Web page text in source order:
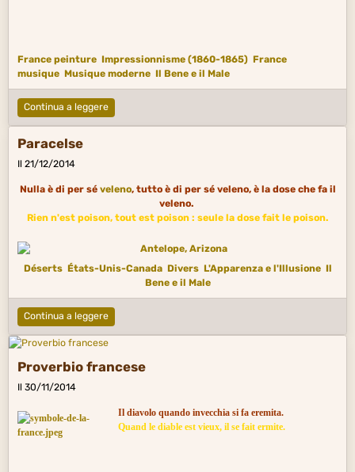
France peinture Impressionnisme (1860-1865) France
musique Musique moderne Il Bene e il Male
Continua a leggere
Paracelse
Il 21/12/2014
Nulla è di per sé veleno, tutto è di per sé veleno, è la dose che fa il
veleno.
Rien n'est poison, tout est poison : seule la dose fait le poison.
Déserts États-Unis-Canada Divers L'Apparenza e l'Illusione Il
Bene e il Male
Continua a leggere
Proverbio francese
Il 30/11/2014
Il diavolo quando invecchia si fa eremita.
Quand le diable est vieux, il se fait ermite.